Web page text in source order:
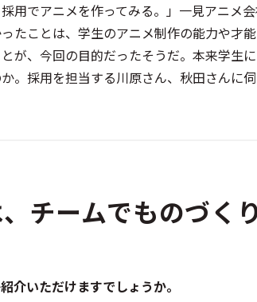
採用でアニメを作ってみる。」一見アニ
たことは、学生のアニメ制作の能力や才
が、今回の目的だったそうだ。本来学生
。採用を担当する川原さん、秋田さんに伺
チームでものづく
介いただけますでしょうか。